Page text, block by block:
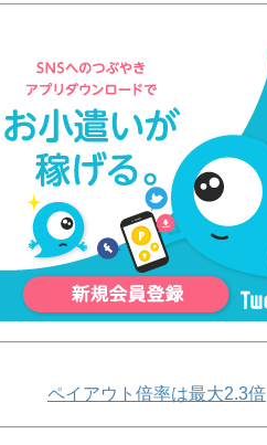
ペイアウト倍率は最大2.3倍